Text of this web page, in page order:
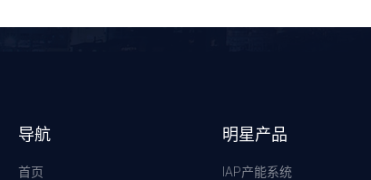
导航
首页
明星产品
IAP产能系统